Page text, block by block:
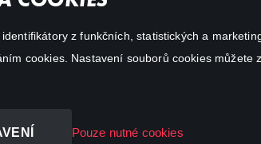
z funkčních, statistických a
cookies. Nastavení souborů cookies
Pouze nutné cookies